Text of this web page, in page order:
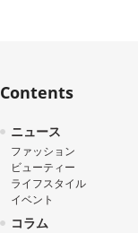
Contents
ニュース
ファッション
ビューティー
ライフスタイル
イベント
コラム